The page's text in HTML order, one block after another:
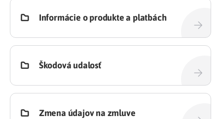
Informácie o produkte a platbách
Škodová udalosť
Zmena údajov na zmluve